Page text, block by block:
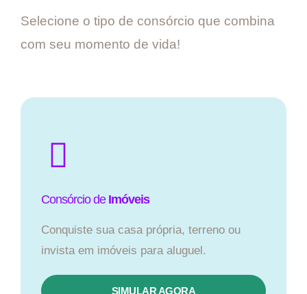
Selecione o tipo de consórcio que combina
com seu momento de vida!
Consórcio de Imóveis
Conquiste sua casa própria, terreno ou
invista em imóveis para aluguel.
SIMULAR AGORA​